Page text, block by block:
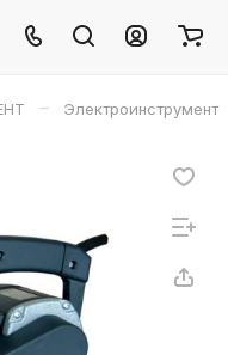
– Электроинструмент